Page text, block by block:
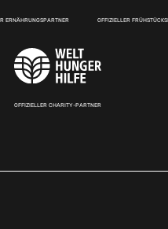
ERNÄHRUNGSPARTNER OFFIZIELLER
OFFIZIELLER CHARITY-PARTNER